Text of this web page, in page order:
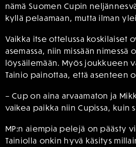
nämä Suomen Cupin
kyllä pelaamaan, mutta ilman
Vaikka itse ottelussa koskilaiset
asemassa, niin missään
löysäilemään. Myös joukkueen
Tainio painottaa, että asenteen
– Cup on aina arvaamaton ja
vaikea paikka niin Cupissa, kuin
MP:n aiempia pelejä on päästy
Tainiolla onkin hyvä käsitys